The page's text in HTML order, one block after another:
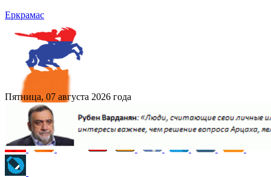
Еркрамас
Пятница, 07 августа 2026 года